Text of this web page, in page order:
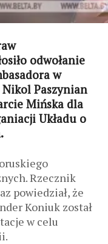
odwołanie
w
Paszynian
Mińska dla
Układu o
Rzecznik
powiedział, że
Koniuk został
w celu